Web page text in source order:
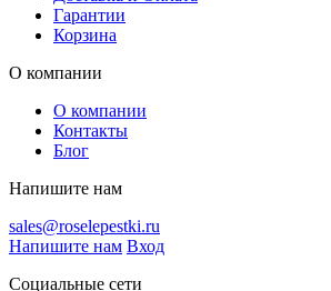
Гарантии
Корзина
О компании
О компании
Контакты
Блог
Напишите нам
sales@roselepestki.ru
Напишите нам Вход
Социальные сети